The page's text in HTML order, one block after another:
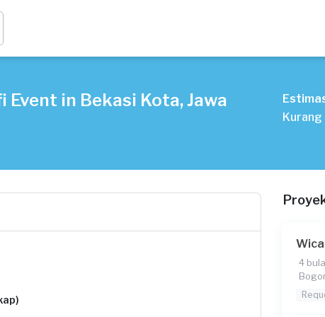
in Bekasi Kota, Jawa
4